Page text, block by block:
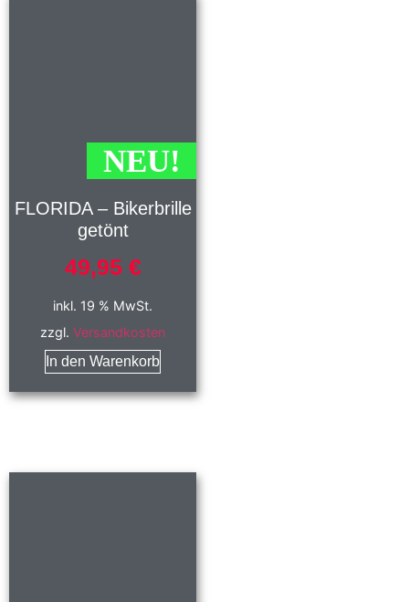
NEU!
FLORIDA – Bikerbrille
getönt
49,95 €
inkl. 19 % MwSt.
zzgl.Versandkosten
In den Warenkorb